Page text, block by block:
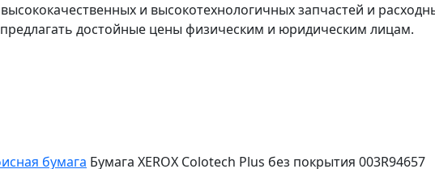
и высокотехнологичных запчастей и
достойные цены физическим и юридическим лицам.
бумага Бумага XEROX Colotech Plus без покрытия 003R94657